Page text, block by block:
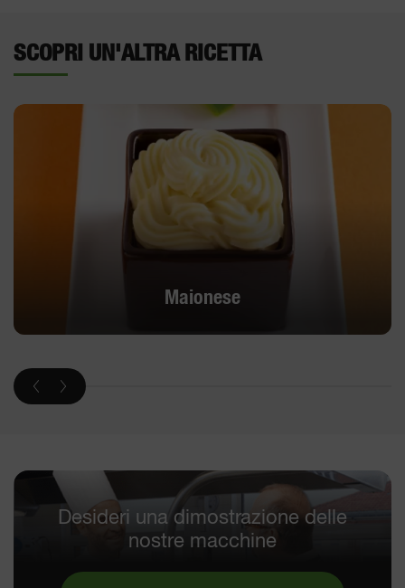
SCOPRI UN'ALTRA RICETTA
Maionese
Desideri una dimostrazione delle
nostre macchine